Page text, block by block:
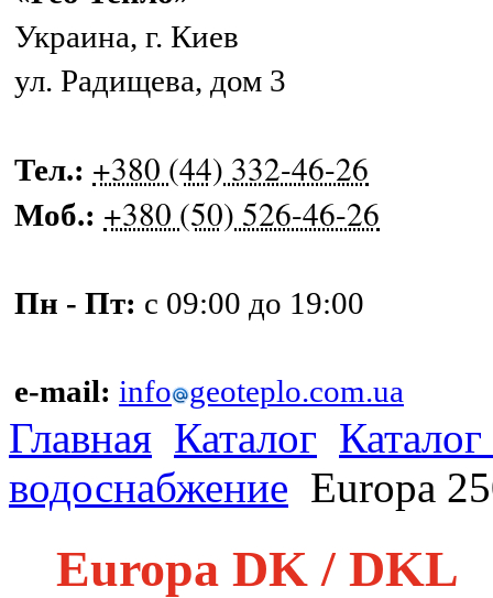
Украина, г. Киев
ул. Радищева, дом 3
Тел.: +380 (44) 332-46-26
Моб.: +380 (50) 526-46-26
Пн - Пт: с 09:00 до 19:00
e-mail: info geoteplo.com.ua
Главная Каталог
водоснабжение Europa
Europa DK / DKL